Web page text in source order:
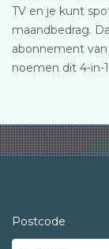
TV en je kunt
maandbedrag.
abonnement
noemen dit 4-in-
Postcode